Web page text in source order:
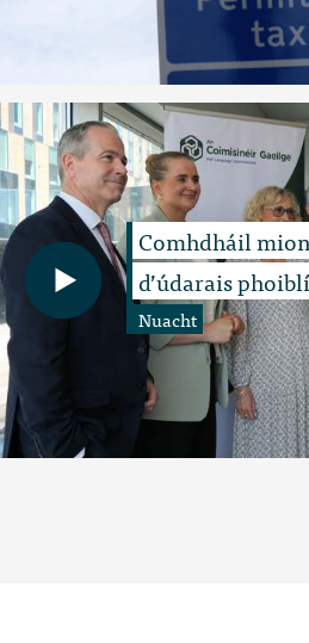
Comhdháil
d’údarais
Nuacht